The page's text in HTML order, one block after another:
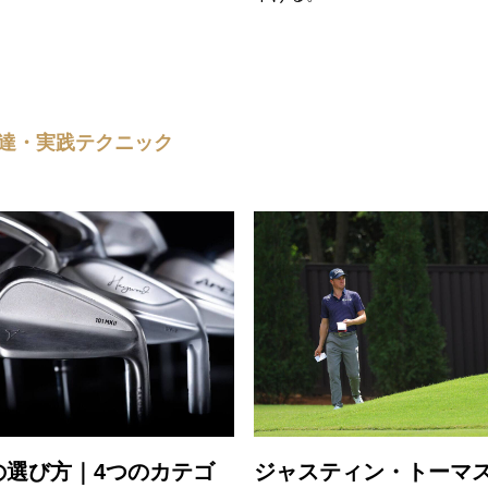
・実践テクニック
び方｜4つのカテゴ ジャスティン・トーマ